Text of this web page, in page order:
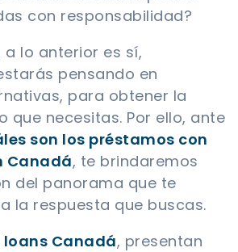
con responsabilidad?
a lo anterior es sí,
pensando en
para obtener la
que necesitas. Por ello, ante
son los préstamos con
Canadá, te brindaremos
del panorama que te
la respuesta que buscas.
Canadá, presentan